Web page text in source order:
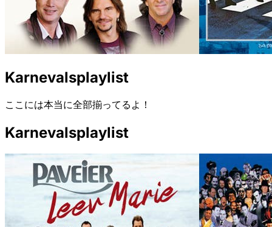
Karnevalsplaylist
ここには本当に全部揃ってるよ！
Karnevalsplaylist